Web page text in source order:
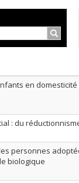
en domesticité
: du
personnes
biologique